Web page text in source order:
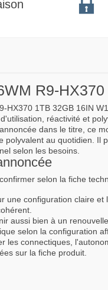
R9-
HX370 1TB 32GB 16IN
réactivité et
dans le titre, ce
polyvalent au quotidien. Il
selon les besoins.
selon la fiche
une configuration claire
aussi bien à un
selon la configuration
les connectiques,
sur la fiche produit.